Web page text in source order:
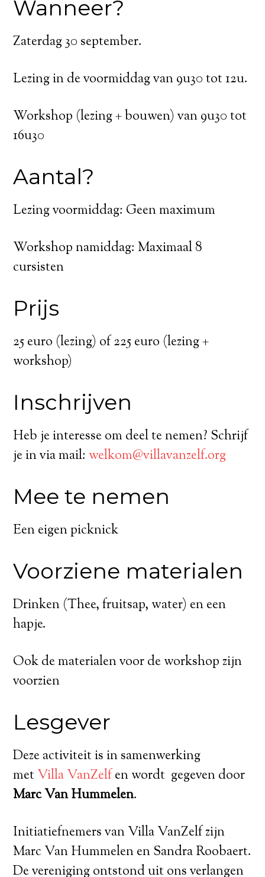
Wanneer?
Zaterdag 30 september.
Lezing in de voormiddag van 9u30 tot 12u.
Workshop (lezing + bouwen) van 9u30 tot
16u30
Aantal?
Lezing voormiddag: Geen maximum
Workshop namiddag: Maximaal 8
cursisten
Prijs
25 euro (lezing) of 225 euro (lezing +
workshop)
Inschrijven
Heb je interesse om deel te nemen? Schrijf
je in via mail: welkom@villavanzelf.org
Mee te nemen
Een eigen picknick
Voorziene materialen
Drinken (Thee, fruitsap, water) en een
hapje.
Ook de materialen voor de workshop zijn
voorzien
Lesgever
Deze activiteit is in samenwerking
metVilla VanZelfen wordt gegeven door
Marc Van Hummelen.
Initiatiefnemers van Villa VanZelf zijn
Marc Van Hummelen en Sandra Roobaert.
De vereniging ontstond uit ons verlangen